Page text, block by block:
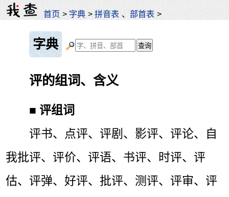
首页 > 字典 >拼音表 、部首表 >
字典
评的组词、含义
■ 评组词
评书、点评、评剧、影评、评论、自
我批评、评价、评语、书评、时评、评
估、评弹、好评、批评、测评、评审、评